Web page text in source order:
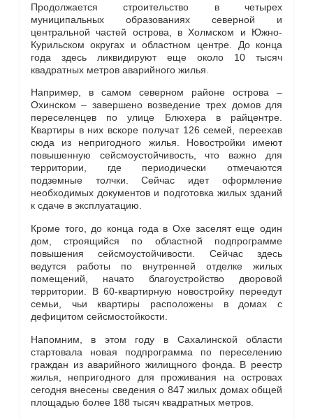
Продолжается строительство в четырех
муниципальных образованиях северной и
центральной частей острова, в Холмском и Южно-
Курильском округах и областном центре. До конца
года здесь ликвидируют еще около 10 тысяч
квадратных метров аварийного жилья.
Например, в самом северном районе острова –
Охинском – завершено возведение трех домов для
переселенцев по улице Блюхера в райцентре.
Квартиры в них вскоре получат 126 семей, переехав
сюда из непригодного жилья. Новостройки имеют
повышенную сейсмоустойчивость, что важно для
территории, где периодически отмечаются
подземные толчки. Сейчас идет оформление
необходимых документов и подготовка жилых зданий
к сдаче в эксплуатацию.
Кроме того, до конца года в Охе заселят еще один
дом, строящийся по областной подпрограмме
повышения сейсмоустойчивости. Сейчас здесь
ведутся работы по внутренней отделке жилых
помещений, начато благоустройство дворовой
территории. В 60-квартирную новостройку переедут
семьи, чьи квартиры расположены в домах с
дефицитом сейсмостойкости.
Напомним, в этом году в Сахалинской области
стартовала новая подпрограмма по переселению
граждан из аварийного жилищного фонда. В реестр
жилья, непригодного для проживания на островах
сегодня внесены сведения о 847 жилых домах общей
площадью более 188 тысяч квадратных метров.